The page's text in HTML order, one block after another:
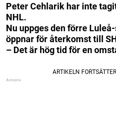
Peter Cehlarik har inte
NHL.
Nu uppges den förre
öppnar för återkomst till
– Det är hög tid för en